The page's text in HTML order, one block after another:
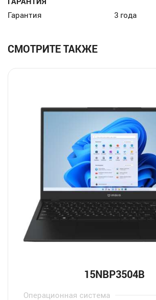
Гарантия
3 года
СМОТРИТЕ ТАКЖЕ
15NBP3504B
Операционная система